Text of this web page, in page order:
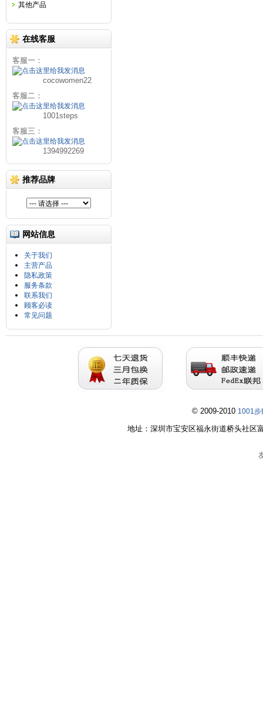
其他产品
在线客服
客服一：
cocowomen22
客服二：
1001steps
客服三：
1394992269
推荐品牌
网站信息
关于我们
主营产品
隐私政策
服务条款
联系我们
顾客必读
常见问题
© 2009-2010 1001步
地址：深圳市宝安区福永街道桥头社区